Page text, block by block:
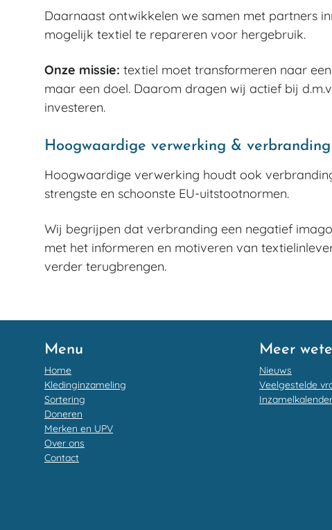
Daarnaast ontwikkelen we samen met partners
mogelijk textiel te repareren voor hergebruik.
Onze missie: textiel moet transformeren naar
maar een doel. Daarom dragen wij actief bij
investeren.
Hoogwaardige verwerking & verbranding
Hoogwaardige verwerking houdt ook
strengste en schoonste EU-uitstootnormen.
Wij begrijpen dat verbranding een negatief
met het informeren en motiveren van
verder terugbrengen.
Menu
Home
Kledinginzameling
Sortering
Doneren
Merken en UPV
Over ons
Contact
Meer
Nieuws
Veelgestelde
Inzamelkalender